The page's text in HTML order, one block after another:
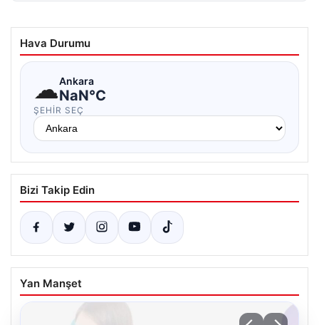
Hava Durumu
☁Ankara
NaN°C
ŞEHIR SEÇ
Bizi Takip Edin
Yan Manşet